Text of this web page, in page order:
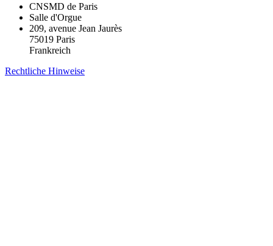
CNSMD de Paris
Salle d'Orgue
209, avenue Jean Jaurès
75019 Paris
Frankreich
Rechtliche Hinweise